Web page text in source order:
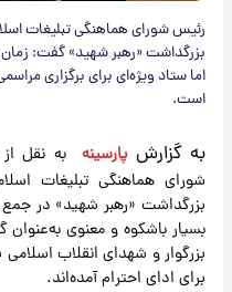
رئیس شورای هماهنگی تبلیغات
بزرگداشت «رهبر شهید» گفت:
اما ستاد ویژه‌ای برای برگزاری
است.
به گزارش پارسینه
به نقل
شورای هماهنگی تبلیغات
بزرگداشت «رهبر شهید» در جمع
بسیار باشکوه و معنوی
بزرگوار و شهدای انقلاب
برای ادای احترام آمده‌اند.